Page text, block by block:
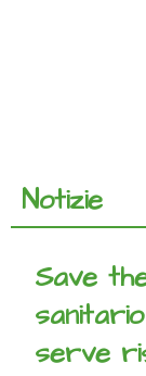
Notizie
Save
serve